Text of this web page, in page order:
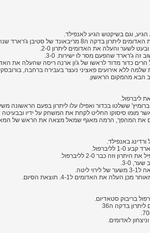
וגם בשיקטש הגיע לאנפילד.
של סטיבן ג'רארד שנהדף ע"י השוער.
כדור מדוד לראשו של ג'ון ארנה ריסה שהעלה את
ללא אירועים פאציני נעצר בעבירה ברחבה,
ששלטו בכדור ואפילו עלו ליתרון בפעם הראשונה
סיסוקו החליט לקחת את המשחק על ידיו ובבעיטה אדירה מ30 מטר קבעה
באנפילד.
לליברפול.
בריבוק סטאדיום.
בדקה ה36
לאדומים.